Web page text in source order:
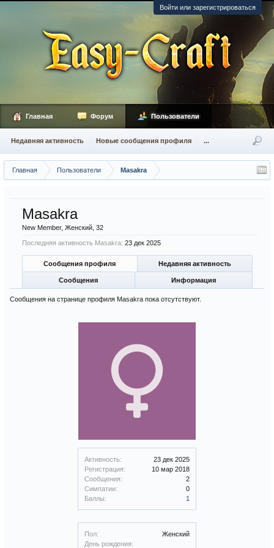
Войти или зарегистрироваться
Главная Пользователи Masakra
Активность:
23 дек 2025
Регистрация:
10 мар 2018
Сообщения:
2
Симпатии:
0
Баллы:
1
Пол:
Женский
День рождения:
Masakra
New Member, Женский, 32
Последняя активность Masakra: 23 дек 2025
Сообщения профиля Недавняя активность
Сообщения Информация
Сообщения на странице профиля Masakra пока отсутствуют.
Главная Форум Пользователи
Недавняя активность Новые сообщения профиля ...